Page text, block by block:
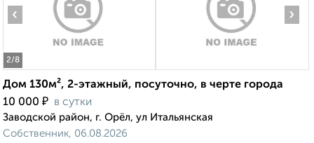
2/8
‹ ›
Дом 130м², 2-этажный, посуточно, в черте города
10 000 ₽ в сутки
Заводской район, г. Орёл, ул Итальянская
Собственник, 06.08.2026